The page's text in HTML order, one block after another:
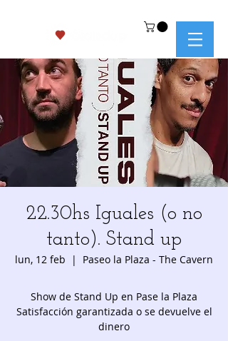
22.30hs Iguales (o no
tanto). Stand up
lun, 12 feb
  |
Paseo la Plaza - The Cavern
Show de Stand Up en Pase la Plaza
Satisfacción garantizada o se devuelve el
dinero